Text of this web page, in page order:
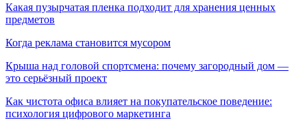
Какая пузырчатая пленка подходит для хранения ценных
предметов
Когда реклама становится мусором
Крыша над головой спортсмена: почему загородный дом —
это серьёзный проект
Как чистота офиса влияет на покупательское поведение:
психология цифрового маркетинга